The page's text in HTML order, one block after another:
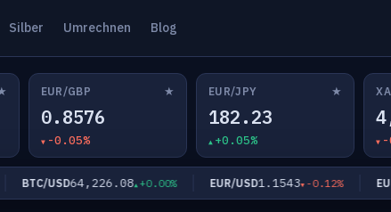
Silber Umrechnen Blog
EUR/GBP ★
0.8576
-0.05%
EUR/JPY ★
182.23
+0.05% -
BTC/USD64,226.08 +0.00% EUR/USD1.1543 -0.12% EUR/